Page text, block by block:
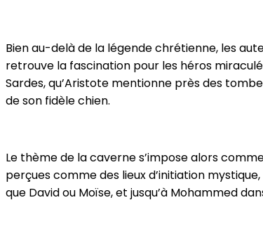
Bien au-delà de la légende chrétienne, les
retrouve la fascination pour les héros
Sardes, qu’Aristote mentionne près des
de son fidèle chien.
Le thème de la caverne s’impose alors
perçues comme des lieux d’initiation
que David ou Moïse, et jusqu’à Mohammed